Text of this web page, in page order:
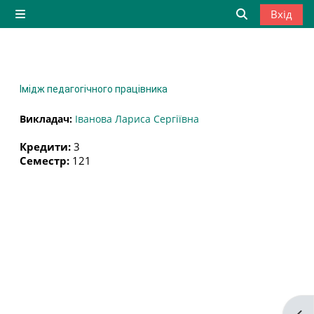
Перейти до головного вмісту
Бокова панель
Вхід
Імідж педагогічного працівника
Викладач: Іванова Лариса Сергіївна
Кредити: 3
Семестр: 121